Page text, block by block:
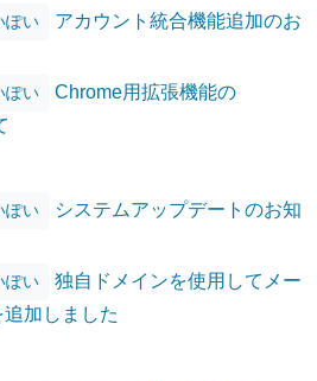
ぽい
アカウント統合機能追加のお
ぽい
Chrome用拡張機能の
ぽい
システムアップデートのお知
ぽい
独自ドメインを使用してメー
加しました